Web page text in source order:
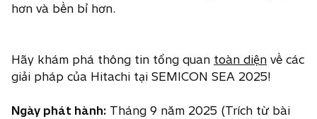
hơn và bền bỉ hơn.
Hãy khám phá thông tin tổng quan toàn diện về các
giải pháp của Hitachi tại SEMICON SEA 2025!
Ngày phát hành: Tháng 9 năm 2025 (Trích từ bài